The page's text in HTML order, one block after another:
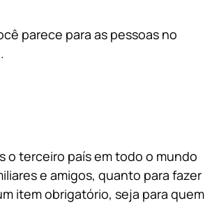
parece para as pessoas no
o terceiro país em todo o mundo
e amigos, quanto para fazer
item obrigatório, seja para quem